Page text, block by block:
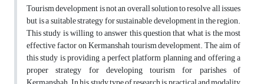
Tourism development is not an overall solution to resolve all issues
but is a suitable strategy for sustainable development in the region.
This study is willing to answer this question that what is the most
effective factor on Kermanshah tourism development. The aim of
this study is providing a perfect platform planning and offering a
proper strategy for developing tourism for parishes of